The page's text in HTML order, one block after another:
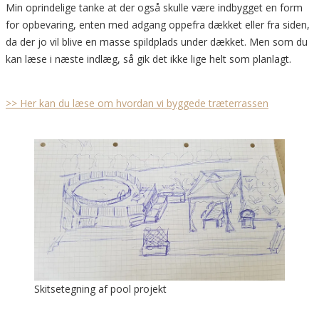
Min oprindelige tanke at der også skulle være indbygget en form
for opbevaring, enten med adgang oppefra dækket eller fra siden,
da der jo vil blive en masse spildplads under dækket. Men som du
kan læse i næste indlæg, så gik det ikke lige helt som planlagt.
>> Her kan du læse om hvordan vi byggede træterrassen
Skitsetegning af pool projekt